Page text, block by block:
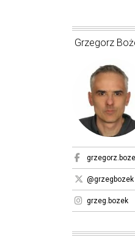
Grzegorz
@grzegbozek
grzeg.bozek